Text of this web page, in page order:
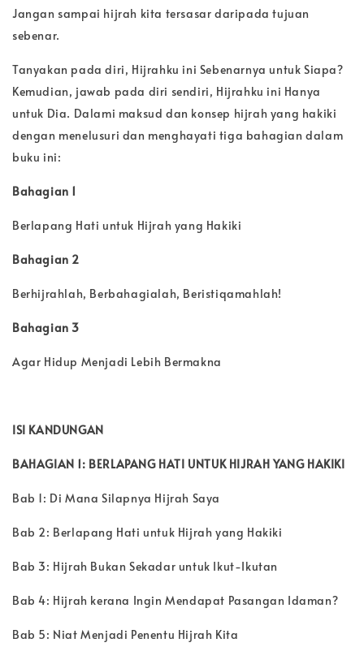
Jangan sampai hijrah kita tersasar daripada tujuan
sebenar.
Tanyakan pada diri, Hijrahku ini Sebenarnya untuk Siapa?
Kemudian, jawab pada diri sendiri, Hijrahku ini Hanya
untuk Dia. Dalami maksud dan konsep hijrah yang hakiki
dengan menelusuri dan menghayati tiga bahagian dalam
buku ini:
Bahagian 1
Berlapang Hati untuk Hijrah yang Hakiki
Bahagian 2
Berhijrahlah, Berbahagialah, Beristiqamahlah!
Bahagian 3
Agar Hidup Menjadi Lebih Bermakna
ISI KANDUNGAN
BAHAGIAN 1: BERLAPANG HATI UNTUK HIJRAH YANG HAKIKI
Bab 1: Di Mana Silapnya Hijrah Saya
Bab 2: Berlapang Hati untuk Hijrah yang Hakiki
Bab 3: Hijrah Bukan Sekadar untuk Ikut-Ikutan
Bab 4: Hijrah kerana Ingin Mendapat Pasangan Idaman?
Bab 5: Niat Menjadi Penentu Hijrah Kita